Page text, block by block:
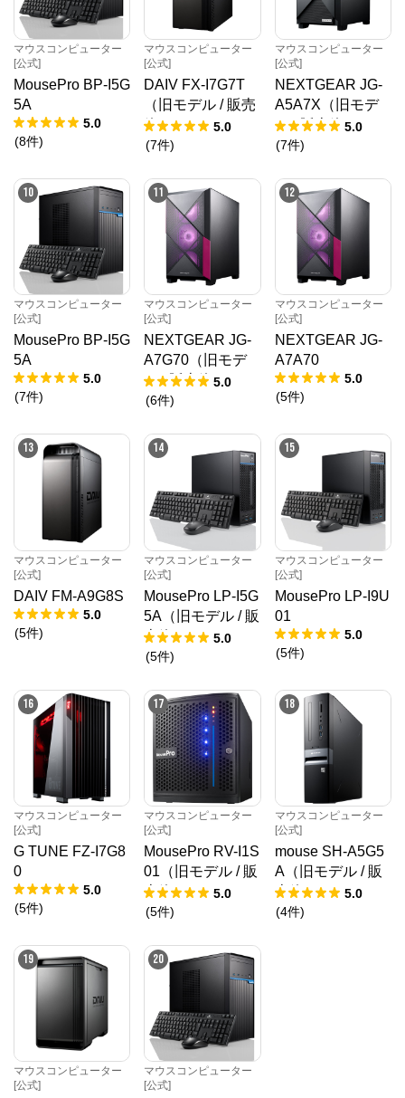
マウスコンピューター
[公式]
MousePro BP-I5G
5A
5.0
(8件)
マウスコンピューター
[公式]
DAIV FX-I7G7T
（旧モデル / 販売
終了）
5.0
(7件)
マウスコンピューター
[公式]
NEXTGEAR JG-
A5A7X（旧モデ
ル / 販売終了）
5.0
(7件)
10
マウスコンピューター
[公式]
MousePro BP-I5G
5A
5.0
(7件)
11
マウスコンピューター
[公式]
NEXTGEAR JG-
A7G70（旧モデ
ル / 販売終了）
5.0
(6件)
12
マウスコンピューター
[公式]
NEXTGEAR JG-
A7A70
5.0
(5件)
13
マウスコンピューター
[公式]
DAIV FM-A9G8S
5.0
(5件)
14
マウスコンピューター
[公式]
MousePro LP-I5G
5A（旧モデル / 販
売終了）
5.0
(5件)
15
マウスコンピューター
[公式]
MousePro LP-I9U
01
5.0
(5件)
16
マウスコンピューター
[公式]
G TUNE FZ-I7G8
0
5.0
(5件)
17
マウスコンピューター
[公式]
MousePro RV-I1S
01（旧モデル / 販
売終了）
5.0
(5件)
18
マウスコンピューター
[公式]
mouse SH-A5G5
A（旧モデル / 販
売終了）
5.0
(4件)
19
マウスコンピューター
[公式]
20
マウスコンピューター
[公式]
マウスコンピューター[公式]
公式ECサイト
※外部サイトが開きます
マウスコンピューターは、お客様のご利用目的・ご予
算に沿って、自由にカスタマイズしたBTO（Build To
Order）パソコンをご提供する、国内生産のパソコン
当社パソコンには「3年間無償保証（一部製品を除
く）」「24時間×365日電話サポート」が標準で付帯、
休日や深夜でも専門国内スタッフが皆様をサポートい
たします。